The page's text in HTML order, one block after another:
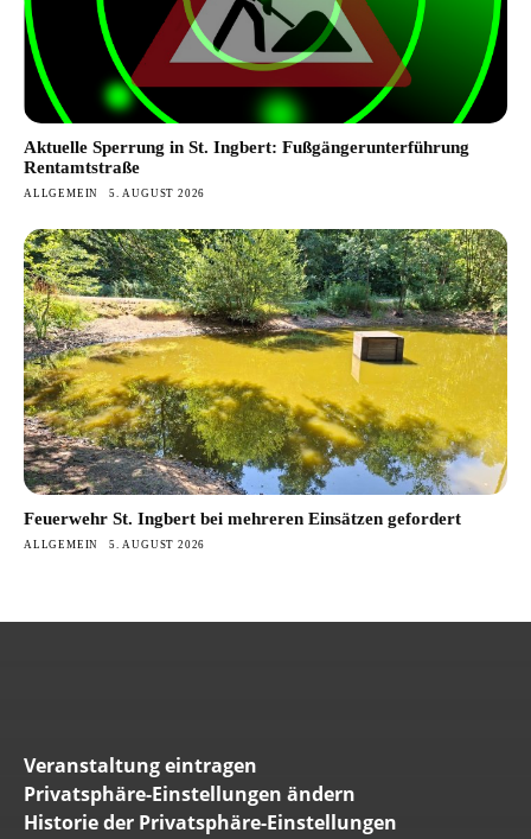
Aktuelle Sperrung in St. Ingbert: Fußgängerunterführung
Rentamtstraße
ALLGEMEIN 5. AUGUST 2026
Feuerwehr St. Ingbert bei mehreren Einsätzen gefordert
ALLGEMEIN 5. AUGUST 2026
Veranstaltung eintragen
Privatsphäre-Einstellungen ändern
Historie der Privatsphäre-Einstellungen